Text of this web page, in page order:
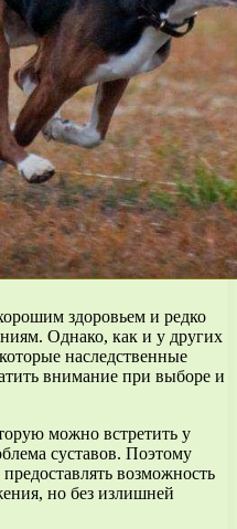
здоровьем и редко
Однако, как и у других
наследственные
внимание при выборе и
можно встретить у
суставов. Поэтому
возможность
но без излишней